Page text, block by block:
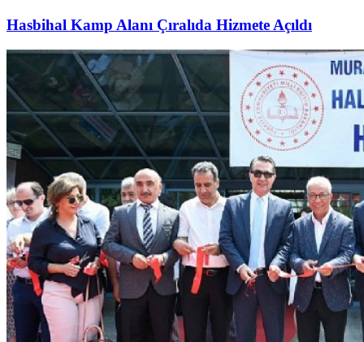
Hasbihal Kamp Alanı Çıralıda Hizmete Açıldı